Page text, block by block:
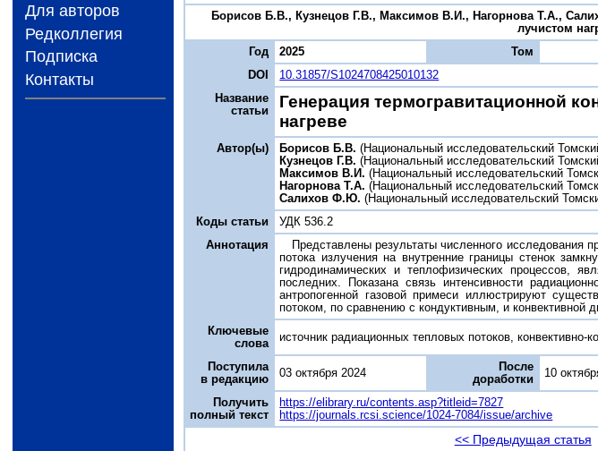
Для авторов
Редколлегия
Подписка
Контакты
Борисов Б.В., Кузнецов Г.В., Максимов В.И., Нагорнова Т.А.,
лучистом
Год
2025 Том
DOI
10.31857/S1024708425010132
Название
статьи
Генерация термогравитационной
нагреве
Автор(ы) Борисов Б.В. (Национальный исследовательский
Кузнецов Г.В. (Национальный исследовательский
Максимов В.И. (Национальный исследовательский
Нагорнова Т.А. (Национальный исследовательский
Салихов Ф.Ю. (Национальный исследовательский
Коды статьи
УДК 536.2
Аннотация
Представлены результаты численного исследования
потока излучения на внутренние границы стенок
гидродинамических и теплофизических процессов,
последних. Показана связь интенсивности
антропогенной газовой примеси иллюстрируют
потоком, по сравнению с кондуктивным, и
Ключевые
слова
источник радиационных тепловых потоков, конвективно-
Поступила
в редакцию
03 октября 2024
После
доработки
10
Получить
полный текст
https://elibrary.ru/contents.asp?titleid=7827
https://journals.rcsi.science/1024-7084/issue/archive
<< Предыдущая статья